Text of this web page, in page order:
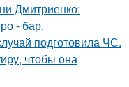
Дмитриенко:
- бар.
подготовила ЧС.
чтобы она